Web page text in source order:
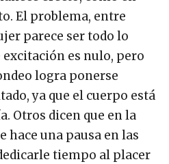
El problema, entre
parece ser todo lo
es nulo, pero
logra ponerse
ya que el cuerpo está
Otros dicen que en la
hace una pausa en las
tiempo al placer